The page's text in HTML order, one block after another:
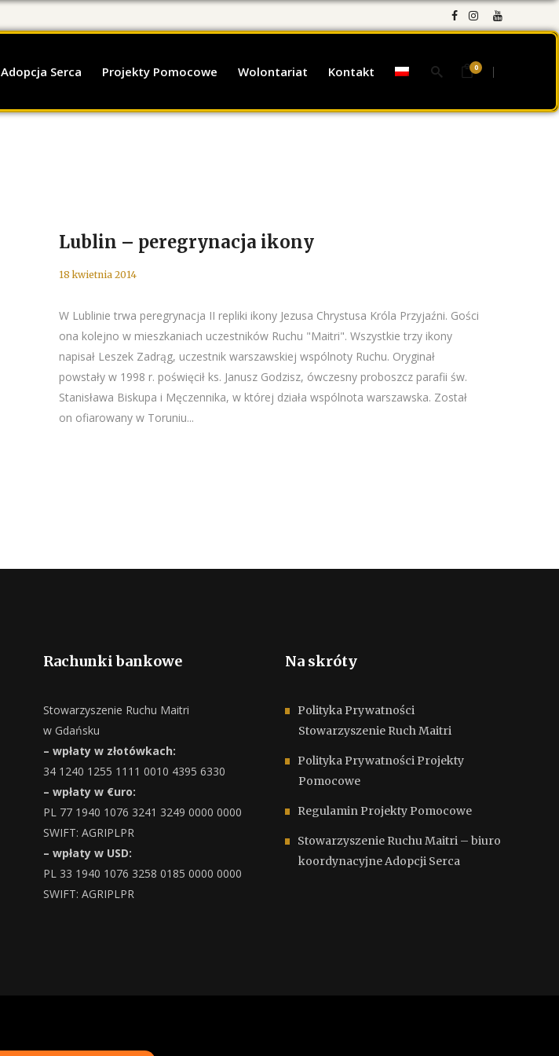
Adopcja Serca Projekty Pomocowe Wolontariat Kontakt 0
Lublin – peregrynacja ikony
18 kwietnia 2014
W Lublinie trwa peregrynacja II repliki ikony Jezusa Chrystusa Króla Przyjaźni. Gości
ona kolejno w mieszkaniach uczestników Ruchu "Maitri". Wszystkie trzy ikony
napisał Leszek Zadrąg, uczestnik warszawskiej wspólnoty Ruchu. Oryginał
powstały w 1998 r. poświęcił ks. Janusz Godzisz, ówczesny proboszcz parafii św.
Stanisława Biskupa i Męczennika, w której działa wspólnota warszawska. Został
on ofiarowany w Toruniu...
Rachunki bankowe
Stowarzyszenie Ruchu Maitri
w Gdańsku
– wpłaty w złotówkach:
34 1240 1255 1111 0010 4395 6330
– wpłaty w €uro:
PL 77 1940 1076 3241 3249 0000 0000
SWIFT: AGRIPLPR
– wpłaty w USD:
PL 33 1940 1076 3258 0185 0000 0000
SWIFT: AGRIPLPR
Na skróty
Polityka Prywatności
Stowarzyszenie Ruch Maitri
Polityka Prywatności Projekty
Pomocowe
Regulamin Projekty Pomocowe
Stowarzyszenie Ruchu Maitri – biuro
koordynacyjne Adopcji Serca